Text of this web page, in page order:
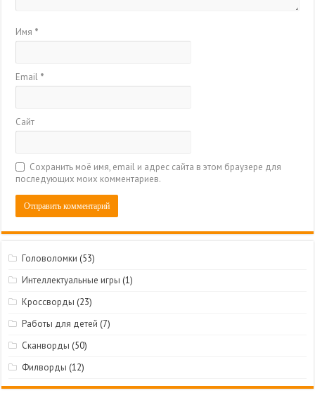
Имя *
Email *
Сайт
Сохранить моё имя, email и адрес сайта в этом браузере для
последующих моих комментариев.
Головоломки (53)
Интеллектуальные игры (1)
Кроссворды (23)
Работы для детей (7)
Сканворды (50)
Филворды (12)